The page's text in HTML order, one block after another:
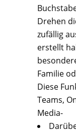
Drehen
zufällig
erstellt
Familie
Diese
Teams,
Media-